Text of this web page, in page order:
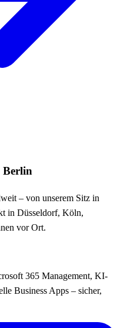
Berlin
– von unserem Sitz in
in Düsseldorf, Köln,
vor Ort.
365 Management, KI-
Business Apps – sicher,